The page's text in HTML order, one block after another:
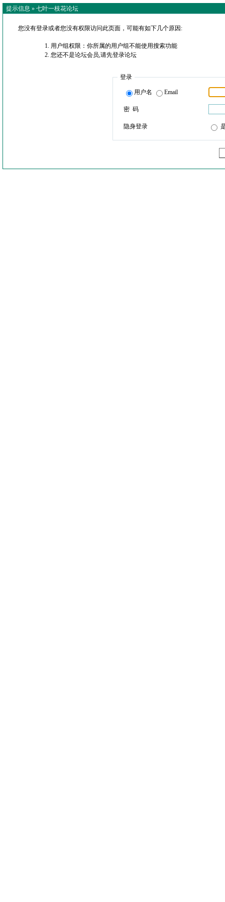
提示信息 » 七叶一枝花论坛
您没有登录或者您没有权限访问此页面，可能有如下几个原因:
用户组权限：你所属的用户组不能使用搜索功能
您还不是论坛会员,请先登录论坛
登录
用户名 Email
密 码
隐身登录